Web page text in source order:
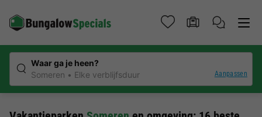
Waar ga je heen?
Someren
Elke verblijfsduur Aanpassen